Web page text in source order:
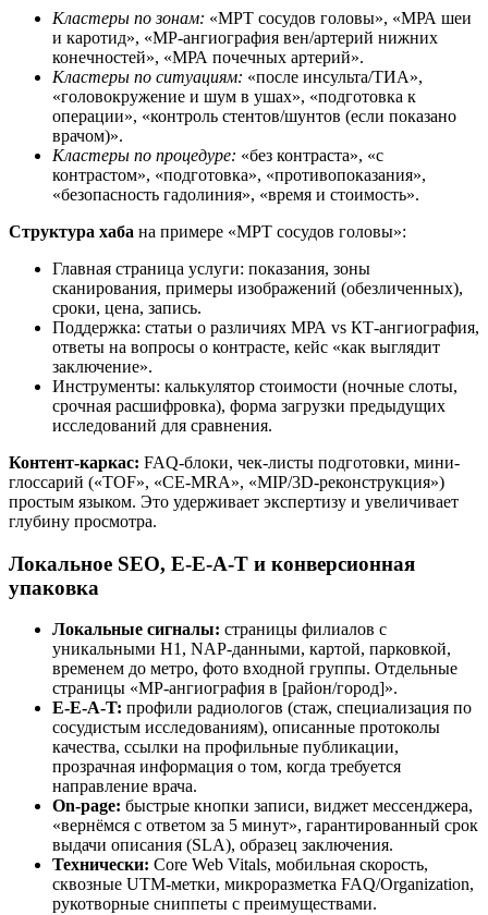
Кластеры по зонам: «МРТ сосудов головы», «МРА шеи
и каротид», «МР-ангиография вен/артерий нижних
конечностей», «МРА почечных артерий».
Кластеры по ситуациям: «после инсульта/ТИА»,
«головокружение и шум в ушах», «подготовка к
операции», «контроль стентов/шунтов (если показано
врачом)».
Кластеры по процедуре: «без контраста», «с
контрастом», «подготовка», «противопоказания»,
«безопасность гадолиния», «время и стоимость».
Структура хаба на примере «МРТ сосудов головы»:
Главная страница услуги: показания, зоны
сканирования, примеры изображений (обезличенных),
сроки, цена, запись.
Поддержка: статьи о различиях МРА vs КТ-ангиография,
ответы на вопросы о контрасте, кейс «как выглядит
заключение».
Инструменты: калькулятор стоимости (ночные слоты,
срочная расшифровка), форма загрузки предыдущих
исследований для сравнения.
Контент-каркас: FAQ-блоки, чек-листы подготовки, мини-
глоссарий («TOF», «CE-MRA», «MIP/3D-реконструкция»)
простым языком. Это удерживает экспертизу и увеличивает
глубину просмотра.
Локальное SEO, E-E-A-T и конверсионная
упаковка
Локальные сигналы: страницы филиалов с
уникальными H1, NAP-данными, картой, парковкой,
временем до метро, фото входной группы. Отдельные
страницы «МР-ангиография в [район/город]».
E‑E‑A‑T: профили радиологов (стаж, специализация по
сосудистым исследованиям), описанные протоколы
качества, ссылки на профильные публикации,
прозрачная информация о том, когда требуется
направление врача.
On-page: быстрые кнопки записи, виджет мессенджера,
«вернёмся с ответом за 5 минут», гарантированный срок
выдачи описания (SLA), образец заключения.
Технически: Core Web Vitals, мобильная скорость,
сквозные UTM-метки, микроразметка FAQ/Organization,
рукотворные сниппеты с преимуществами.